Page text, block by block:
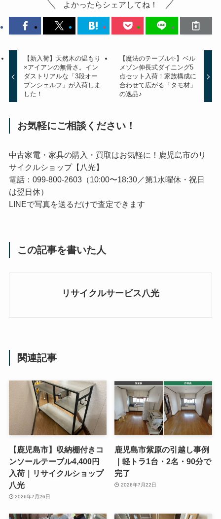
よかったらシェアしてね！
【新入荷】天然木の温もり
×アイアンの無骨さ。イン
ダストリアルな「3段オー
プンシェルフ」が入荷しま
した！
【魔法のテーブル✨】ベル
メゾン伸長式ダイニング5
点セット入荷！家族構成に
合わせて広がる「タモ材」
の逸品♪
お気軽にご相談ください！
中古家電・家具の購入・買取はお気軽に！鹿児島市のリ
サイクルショップ【八光】
電話：099-800-2603（10:00〜18:30／第1水曜休・祝日
は翌日休）
LINEで写真を送るだけで査定できます
この記事を書いた人
リサイクルサービス八光
関連記事
【鹿児島市】収納棚付きコ
ンソールテーブル4,400円
入荷｜リサイクルショップ
八光
2026年7月26日
鹿児島市紫原の引越し事例
｜軽トラ1台・2名・90分で
完了
2026年7月22日